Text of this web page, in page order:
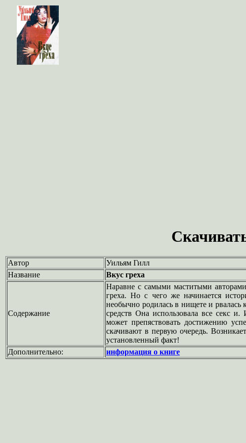
Автор
Уильям Гилл
Название
Вкус греха
Содержание
Наравне с самыми маститыми
греха. Но с чего же начинается
необычно родилась в нищете и рвалась
средств Она использовала все секс
может препяствовать достижению
скачивают в первую очередь.
установленный факт!
Дополнительно:
информация о книге